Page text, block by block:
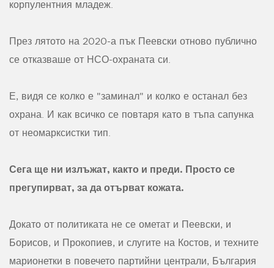
корпулентния младеж.
През лятото на 2020-а пък Пеевски отново публично
се отказваше от НСО-охраната си.
Е, видя се колко е "заминал" и колко е останал без
охрана. И как всичко се повтаря като в тъпа сапунка
от неомарксистки тип.
Сега ще ни излъжат, както и преди. Просто се
прегупирват, за да отърват кожата.
Докато от политиката не се ометат и Пеевски, и
Борисов, и Прокопиев, и слугите на Костов, и техните
марионетки в повечето партийни централи, България